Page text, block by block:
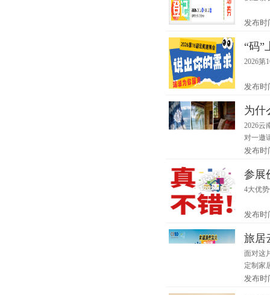
发布时
“码”
2026第
发布时
为什
2026云
对一邀
发布时
参展
4大优
发布时
旅居
面对这
定制家
发布时